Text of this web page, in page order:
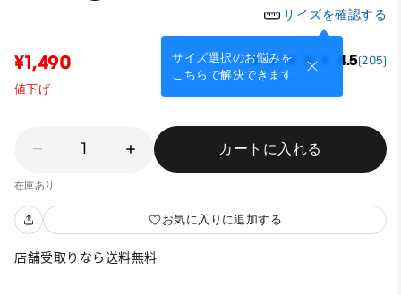
サイズを確認する
サイズ選択のお悩みを
こちらで解決できます
¥1,490 4.5(205)
値下げ
1 カートに入れる
在庫あり
お気に入りに追加する
店舗受取りなら送料無料